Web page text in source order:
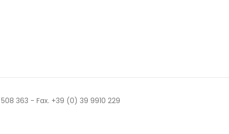
363 - Fax. +39 (0) 39 9910 229